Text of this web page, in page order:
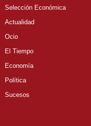
Selección Económica
Actualidad
Ocio
El Tiempo
Economía
Política
Sucesos